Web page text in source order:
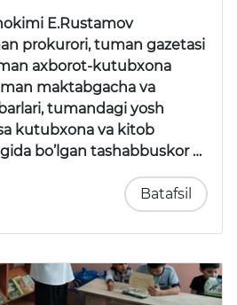
E.Rustamov
prokurori, tuman gazetasi
axborot-kutubxona
maktabgacha va
tumandagi yosh
kutubxona va kitob
bo’lgan tashabbuskor …
Batafsil